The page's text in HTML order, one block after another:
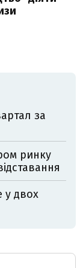
за
ринку
у двох